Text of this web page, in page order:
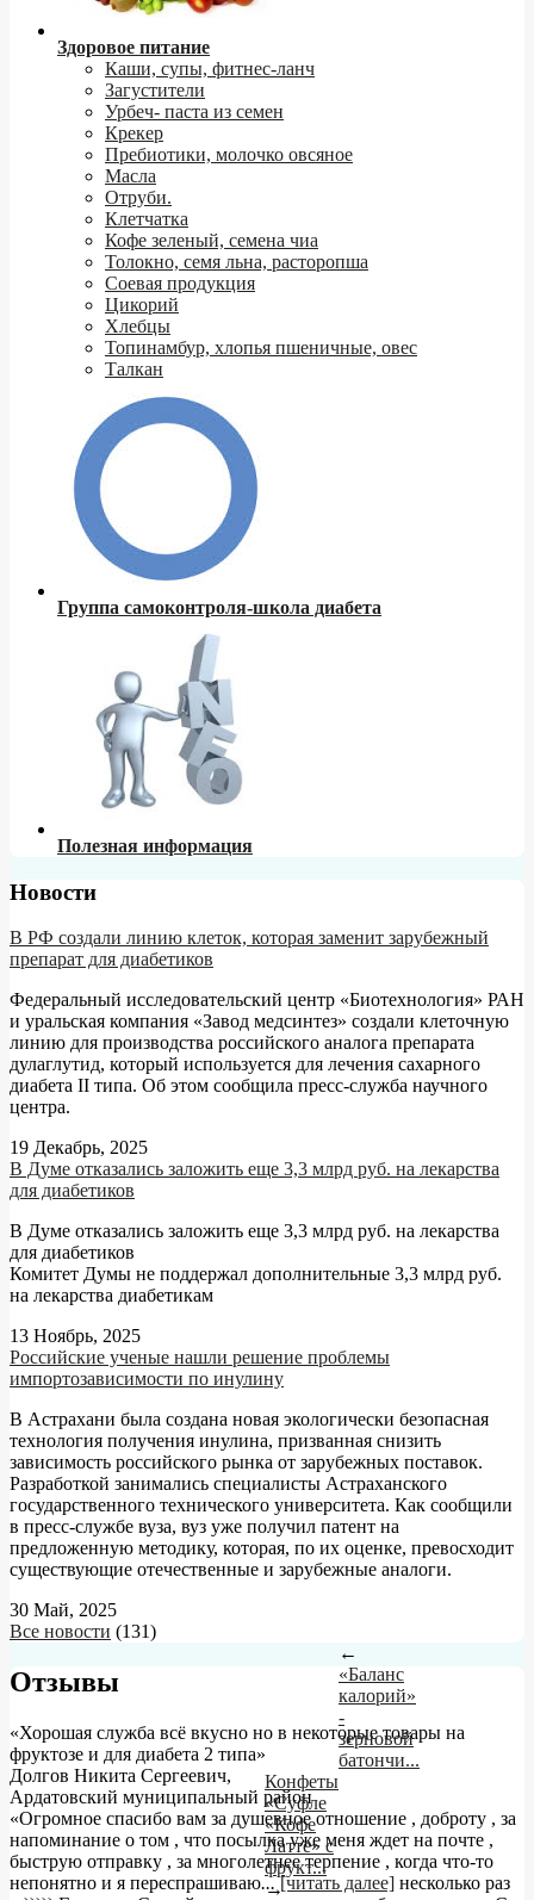
Здоровое питание
Каши, супы, фитнес-ланч
Загустители
Урбеч- паста из семен
Крекер
Пребиотики, молочко овсяное
Масла
Отруби.
Клетчатка
Кофе зеленый, семена чиа
Толокно, семя льна, расторопша
Соевая продукция
Цикорий
Хлебцы
Топинамбур, хлопья пшеничные, овес
Талкан
Группа самоконтроля-школа диабета
Полезная информация
Новости
В РФ создали линию клеток, которая заменит зарубежный
препарат для диабетиков
Федеральный исследовательский центр «Биотехнология» РАН
и уральская компания «Завод медсинтез» создали клеточную
линию для производства российского аналога препарата
дулаглутид, который используется для лечения сахарного
диабета II типа. Об этом сообщила пресс-служба научного
центра.
19 Декабрь, 2025
В Думе отказались заложить еще 3,3 млрд руб. на лекарства
для диабетиков
В Думе отказались заложить еще 3,3 млрд руб. на лекарства
для диабетиков
Комитет Думы не поддержал дополнительные 3,3 млрд руб.
на лекарства диабетикам
13 Ноябрь, 2025
Российские ученые нашли решение проблемы
импортозависимости по инулину
В Астрахани была создана новая экологически безопасная
технология получения инулина, призванная снизить
зависимость российского рынка от зарубежных поставок.
Разработкой занимались специалисты Астраханского
государственного технического университета. Как сообщили
в пресс-службе вуза, вуз уже получил патент на
предложенную методику, которая, по их оценке, превосходит
существующие отечественные и зарубежные аналоги.
30 Май, 2025
Все новости (131)
Отзывы
«Хорошая служба всё вкусно но в некоторые товары на
фруктозе и для диабета 2 типа»
Долгов Никита Сергеевич,
Ардатовский муниципальный район
«Огромное спасибо вам за душевное отношение , доброту , за
напоминание о том , что посылка уже меня ждет на почте ,
быструю отправку , за многолетнее терпение , когда что-то
непонятно и я переспрашиваю...[читать далее] несколько раз
←
«Баланс
калорий»
-
зерновой
батончи...
Конфеты
«Суфле
«Кофе
Латте» с
фрукт...
→